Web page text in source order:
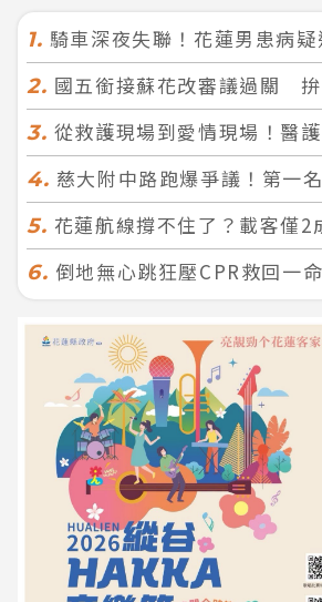
1. 騎車深夜失聯！花蓮男患病疑迷途 警徒
2. 國五銜接蘇花改審議過關 拚明年七月前開工！台
3. 從救護現場到愛情現場！醫護×消防浪漫
4. 慈大附中路跑爆爭議！第一名遭拔又改並
5. 花蓮航線撐不住了？載客僅2成、年虧7000萬
6. 倒地無心跳狂壓CPR救回一命！警手傷撕裂仍不放